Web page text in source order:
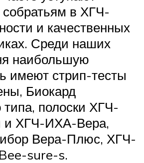
в ХГЧ-
и качественных
Среди наших
наибольшую
имеют стрип-тесты
Биокард
типа, полоски ХГЧ-
и ХГЧ-ИХА-Вера,
Вера-Плюс, ХГЧ-
sure-s.